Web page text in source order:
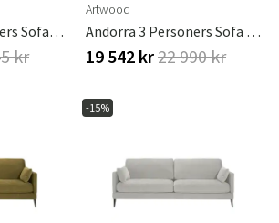
Andorra 2-Personers Sofa Velvet Hazel
kr
Artwood
Andorra 3 Personers Sofa Hailey Army
19 542 kr22 990 kr
-15%